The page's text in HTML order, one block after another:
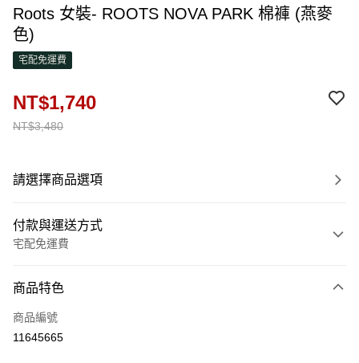
Roots 女裝- ROOTS NOVA PARK 棉褲 (燕麥
色)
宅配免運費
NT$3,480
NT$1,740
請選擇商品選項
付款與運送方式
宅配免運費
信用卡一次付款
信用卡分期付款
商品特色
商品編號
11645665